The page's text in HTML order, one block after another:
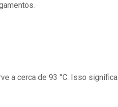
a cerca de 93 °C. Isso significa